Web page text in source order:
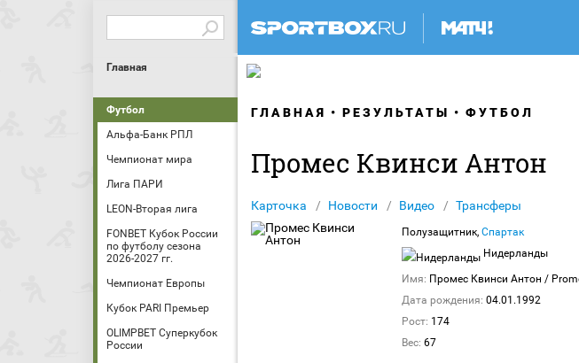
Главная
Футбол
Альфа-Банк РПЛ
Чемпионат мира
Лига ПАРИ
LEON-Вторая лига
FONBET Кубок России
по футболу сезона
2026-2027 гг.
Чемпионат Европы
Кубок PARI Премьер
OLIMPBET Суперкубок
России
ГЛАВНАЯ РЕЗУЛЬТАТЫ ФУТБОЛ
Промес Квинси Антон
Карточка Новости Видео Трансферы
Полузащитник, Спартак
Нидерланды
Имя: Промес Квинси Антон /
Дата рождения: 04.01.1992
Рост: 174
Вес: 67